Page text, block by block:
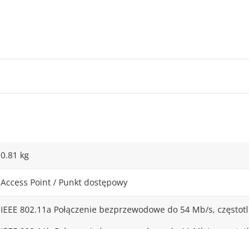
0.81 kg
Access Point / Punkt dostępowy
IEEE 802.11a Połączenie bezprzewodowe do 54 Mb/s,